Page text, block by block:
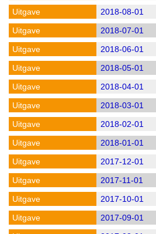
2018-08-01
2018-07-01
2018-06-01
2018-05-01
2018-04-01
2018-03-01
2018-02-01
2018-01-01
2017-12-01
2017-11-01
2017-10-01
2017-09-01